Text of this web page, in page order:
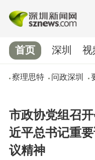
首页
察理思特 问政深圳
深圳 视
市政协党组召
近平总书记重
议精神